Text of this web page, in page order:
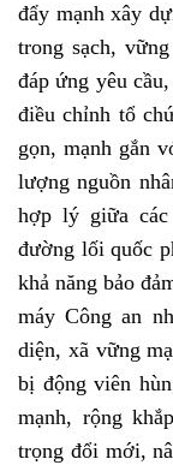
đẩy mạnh xây
trong sạch,
đáp ứng yêu
điều chỉnh tổ
gọn, mạnh gắn
lượng nguồn
hợp lý giữa
đường lối quốc
khả năng bảo
máy Công an
diện, xã vững
bị động viên
mạnh, rộng
trọng đổi mới,